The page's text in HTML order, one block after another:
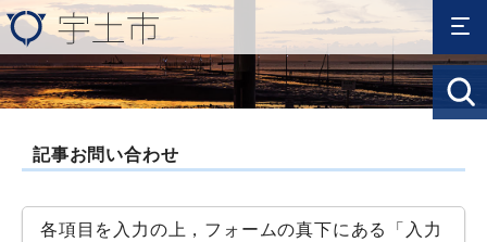
記事お問い合わせ
各項目を入力の上，フォームの真下にある「入力